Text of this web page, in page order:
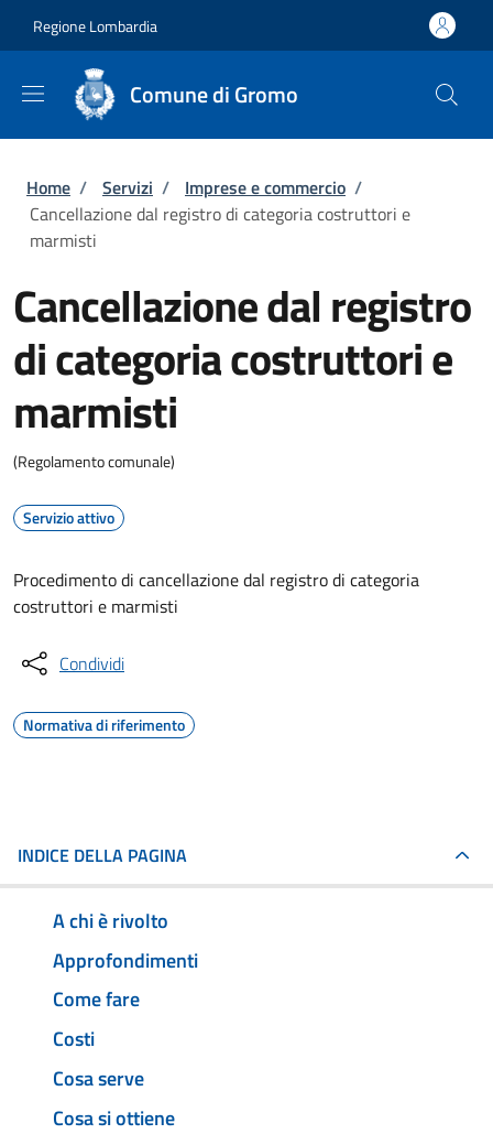
Regione Lombardia
Comune di Gromo
Briciole di pane
Home / Servizi / Imprese e commercio /
Cancellazione dal registro di categoria costruttori e
marmisti
Cancellazione dal registro
di categoria costruttori e
marmisti
(Regolamento comunale)
Servizio attivo
Procedimento di cancellazione dal registro di categoria
costruttori e marmisti
Condividi
Normativa di riferimento
INDICE DELLA PAGINA
A chi è rivolto
Approfondimenti
Come fare
Costi
Cosa serve
Cosa si ottiene